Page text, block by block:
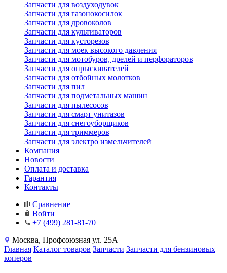
Запчасти для воздуходувок
Запчасти для газонокосилок
Запчасти для дровоколов
Запчасти для культиваторов
Запчасти для кусторезов
Запчасти для моек высокого давления
Запчасти для мотобуров, дрелей и перфораторов
Запчасти для опрыскивателей
Запчасти для отбойных молотков
Запчасти для пил
Запчасти для подметальных машин
Запчасти для пылесосов
Запчасти для смарт унитазов
Запчасти для снегоуборщиков
Запчасти для триммеров
Запчасти для электро измельчителей
Компания
Новости
Оплата и доставка
Гарантия
Контакты
Сравнение
Войти
+7 (499) 281-81-70
Москва, Профсоюзная ул. 25А
Главная Каталог товаров Запчасти Запчасти для бензиновых
коперов